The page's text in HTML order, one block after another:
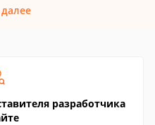
разработчика